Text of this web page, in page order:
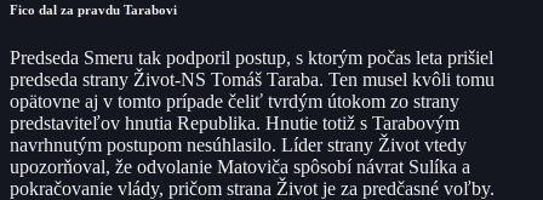
Fico dal za pravdu Tarabovi
Predseda Smeru tak podporil postup, s ktorým počas leta prišiel
predseda strany Život-NS Tomáš Taraba. Ten musel kvôli tomu
opätovne aj v tomto prípade čeliť tvrdým útokom zo strany
predstaviteľov hnutia Republika. Hnutie totiž s Tarabovým
navrhnutým postupom nesúhlasilo. Líder strany Život vtedy
upozorňoval, že odvolanie Matoviča spôsobí návrat Sulíka a
pokračovanie vlády, pričom strana Život je za predčasné voľby.